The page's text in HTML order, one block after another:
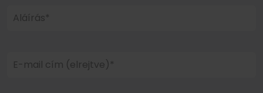
Aláírás*
E-mail cím (elrejtve)*